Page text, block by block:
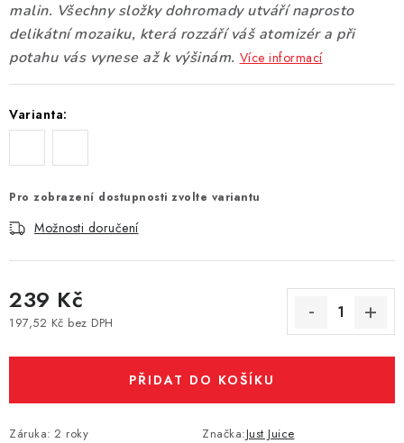
ZNAČKY
malin. Všechny složky dohromady utváří naprosto
delikátní mozaiku, která rozzáří váš atomizér a při
potahu vás vynese až k výšinám. Více informací
Varianta:
Pro zobrazení dostupnosti zvolte variantu
Možnosti doručení
239 Kč
197,52 Kč bez DPH
PŘIDAT DO KOŠÍKU
Záruka: 2 roky Značka:Just Juice